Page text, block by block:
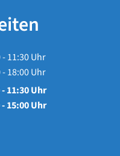
-11:30Uhr
Von 09:00 bis 11:30 Uhr
-18:00Uhr
Von 13:00 bis 18:00 Uhr
-11:30Uhr
Von 09:00 bis 11:30 Uhr
-15:00Uhr